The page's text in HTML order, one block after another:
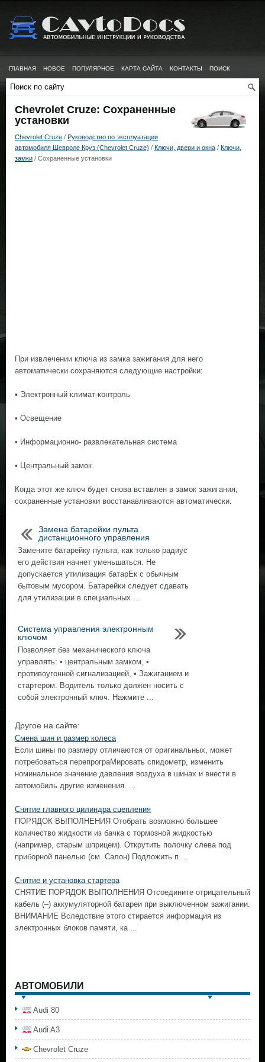
ГЛАВНАЯ НОВОЕ ПОПУЛЯРНОЕ КАРТА САЙТА КОНТАКТЫ ПОИСК
Chevrolet Cruze: Сохраненные
установки
Chevrolet Cruze / Руководство по эксплуатации
автомобиля Шевроле Круз (Chevrolet Cruze) / Ключи, двери и окна / Ключи,
замки / Сохраненные установки
При извлечении ключа из замка зажигания для него
автоматически сохраняются следующие настройки:
• Электронный климат-контроль
• Освещение
• Информационно- развлекательная система
• Центральный замок
Когда этот же ключ будет снова вставлен в замок зажигания,
сохраненные установки восстанавливаются автоматически.
Замена батарейки пульта
дистанционного управления
Замените батарейку пульта, как только радиус
его действия начнет уменьшаться. Не
допускается утилизация батарЕк с обычным
бытовым мусором. Батарейки следует сдавать
для утилизации в специальных ...
Система управления электронным
ключом
Позволяет без механического ключа
управлять: • центральным замком, •
противоугонной сигнализацией, • Зажиганием и
стартером. Водитель только должен носить с
собой электронный ключ. Нажмите ...
Другое на сайте:
Смена шин и размер колеса
Если шины по размеру отличаются от оригинальных, может
потребоваться перепрограМировать спидометр, изменить
номинальное значение давления воздуха в шинах и внести в
автомобиль другие изменения. ...
Снятие главного цилиндра сцепления
ПОРЯДОК ВЫПОЛНЕНИЯ Отобрать возможно большее
количество жидкости из бачка с тормозной жидкостью
(например, старым шприцем). Открутить полочку слева под
приборной панелью (см. Салон) Подложить п ...
Снятие и установка стартера
СНЯТИЕ ПОРЯДОК ВЫПОЛНЕНИЯ Отсоедините отрицательный
кабель (–) аккумуляторной батареи при выключенном зажигании.
ВНИМАНИЕ Вследствие этого стирается информация из
электронных блоков памяти, ка ...
АВТОМОБИЛИ
Audi 80
Audi A3
Chevrolet Cruze